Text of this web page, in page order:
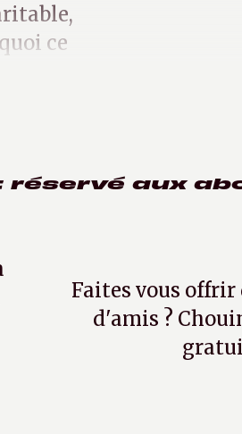
ce
réservé aux
Faites vous offrir
d'amis ?